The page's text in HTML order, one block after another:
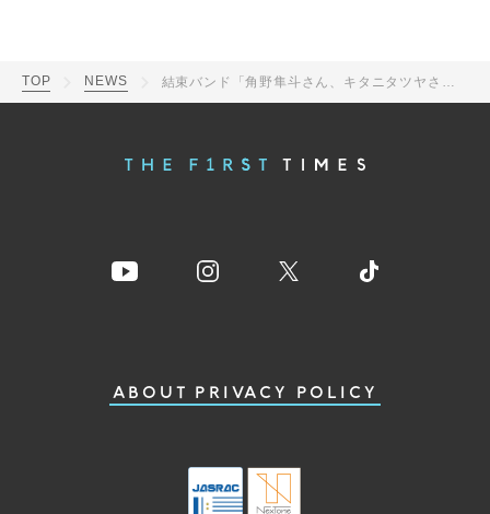
TOP NEWS 結束バンド「角野隼斗さん、キタニタツヤさんと一緒にライブを作っているという意識を大事にしながらパフォーマンスしたい」『CENTRAL』オフィシャルインタビュー第5弾
ABOUT PRIVACY POLICY